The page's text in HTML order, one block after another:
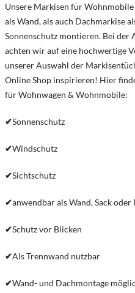
Unsere Markisen für
als Wand, als auch Dachmarkise
Sonnenschutz montieren. Bei
achten wir auf eine hochwertige
unserer Auswahl der
Online Shop inspirieren! Hier
für Wohnwagen & Wohnmobile:
✔Sonnenschutz
✔Windschutz
✔Sichtschutz
✔anwendbar als Wand, Sack
✔Schutz vor Blicken
✔Als Trennwand nutzbar
✔Wand- und Dachmontage